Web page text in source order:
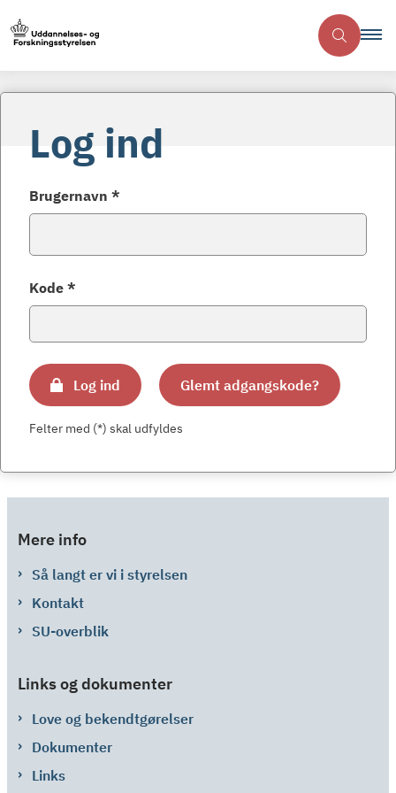
Log ind
Brugernavn *
Kode *
Log ind Glemt adgangskode?
Felter med (*) skal udfyldes
Mere info
Så langt er vi i styrelsen
Kontakt
SU-overblik
Links og dokumenter
Love og bekendtgørelser
Dokumenter
Links